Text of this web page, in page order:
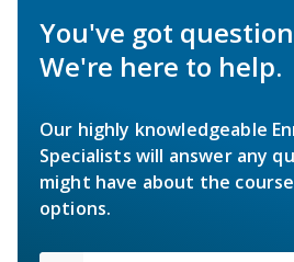
You've got
We're here to help.
Our highly knowledgeable
Specialists will answer any
might have about the
options.